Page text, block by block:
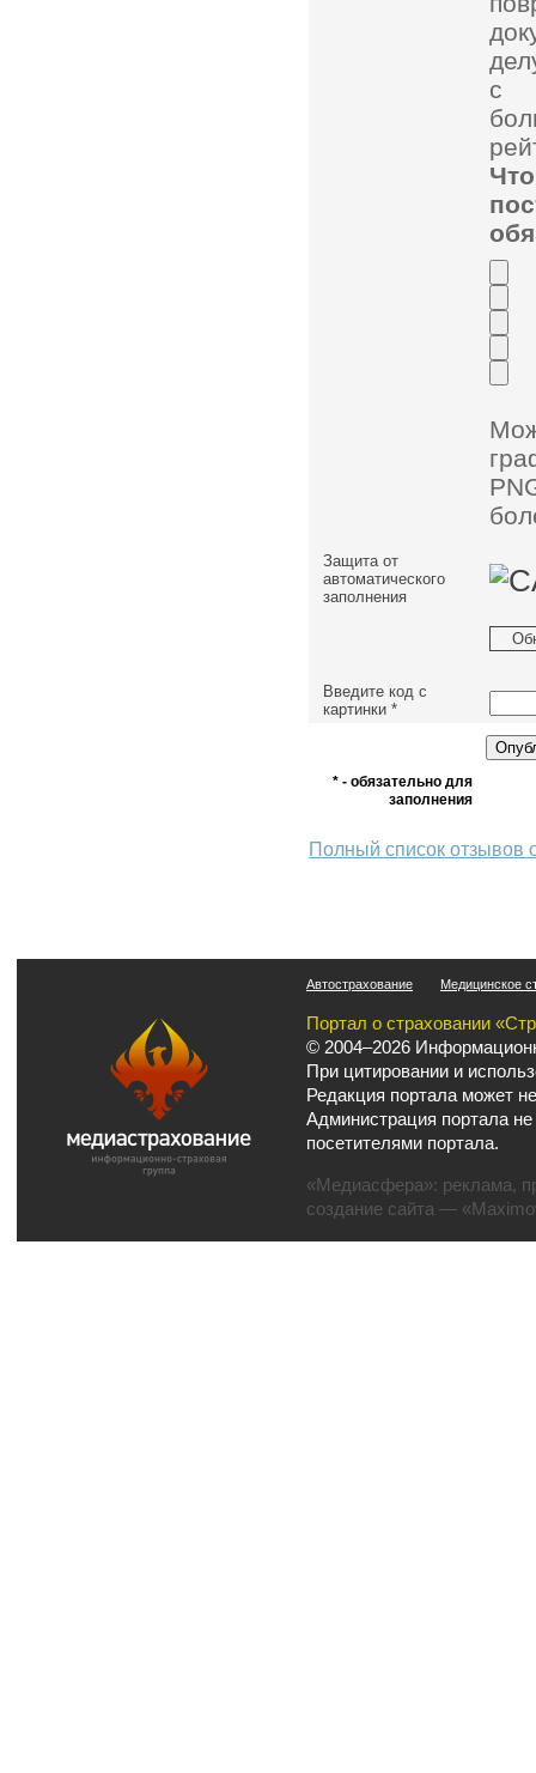
с
Защита от
автоматического
заполнения
Введите код с
картинки *
* - обязательно для
заполнения
Полный список отзывов
Автострахование Медицинское
Портал о страховании
© 2004–2026
При цитировании и
Редакция портала может
Администрация портала
посетителями портала.
«Медиасфера»: реклама,
создание сайта —